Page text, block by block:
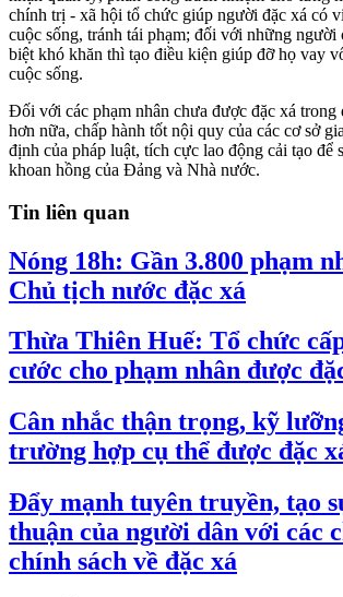
chính trị - xã hội tổ chức giúp người đặc xá có
cuộc sống, tránh tái phạm; đối với những người
biệt khó khăn thì tạo điều kiện giúp đỡ họ vay
cuộc sống.
Đối với các phạm nhân chưa được đặc xá trong
hơn nữa, chấp hành tốt nội quy của các cơ sở
định của pháp luật, tích cực lao động cải tạo để
khoan hồng của Đảng và Nhà nước.
Tin liên quan
Nóng 18h: Gần 3.800 phạm
Chủ tịch nước đặc xá
Thừa Thiên Huế: Tổ chức
cước cho phạm nhân được
Cân nhắc thận trọng, kỹ
trường hợp cụ thể được đặc
Đẩy mạnh tuyên truyền, tạo
thuận của người dân với các
chính sách về đặc xá